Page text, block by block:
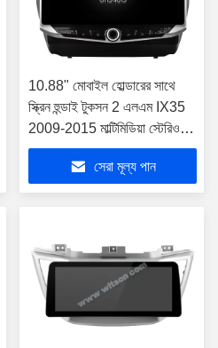
10.88" মোবাইল হোল্ডারের সাথে
স্ক্রিন হুন্ডাই টুকসন 2 এলএম IX35
2009-2015 মাল্টিমিডিয়া স্টেরিওর
জন্য
সেরা মূল্য পান